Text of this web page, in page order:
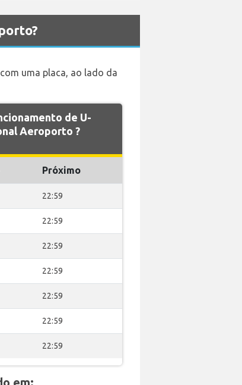
uma placa, ao lado da
de U-
Aeroporto ?
Próximo
22:59
22:59
22:59
22:59
22:59
22:59
22:59